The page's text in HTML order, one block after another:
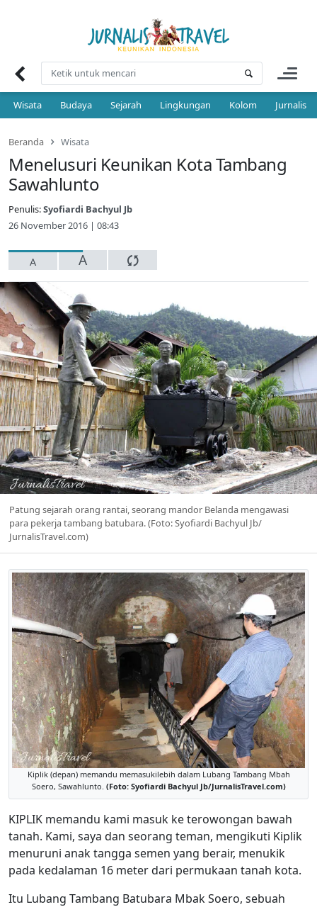
Wisata Budaya Sejarah Lingkungan Kolom Jurnalis
Beranda Wisata
Menelusuri Keunikan Kota Tambang
Sawahlunto
Penulis:Syofiardi Bachyul Jb
26 November 2016 | 08:43
A A
Patung sejarah orang rantai, seorang mandor Belanda mengawasi
para pekerja tambang batubara. (Foto: Syofiardi Bachyul Jb/
JurnalisTravel.com)
Kiplik (depan) memandu memasukilebih dalam Lubang Tambang Mbah
Soero, Sawahlunto. (Foto: Syofiardi Bachyul Jb/JurnalisTravel.com)
KIPLIK memandu kami masuk ke terowongan bawah
tanah. Kami, saya dan seorang teman, mengikuti Kiplik
menuruni anak tangga semen yang berair, menukik
pada kedalaman 16 meter dari permukaan tanah kota.
Itu Lubang Tambang Batubara Mbak Soero, sebuah